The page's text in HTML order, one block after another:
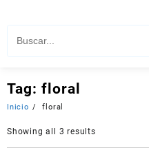
Tag: floral
Inicio floral
Showing all 3 results